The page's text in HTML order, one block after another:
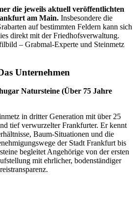
die jeweils aktuell veröffentlichten
am Main. Insbesondere die
auf bestimmten Feldern kann sich
direkt mit der Friedhofsverwaltung.
Unternehmen
Natursteine (Über 75 Jahre
in dritter Generation mit über 25
tief verwurzelter Frankfurter. Er kennt
Baum-Situationen und die
der Stadt Frankfurt bis
begleitet Angehörige von der ersten
mit ehrlicher, bodenständiger